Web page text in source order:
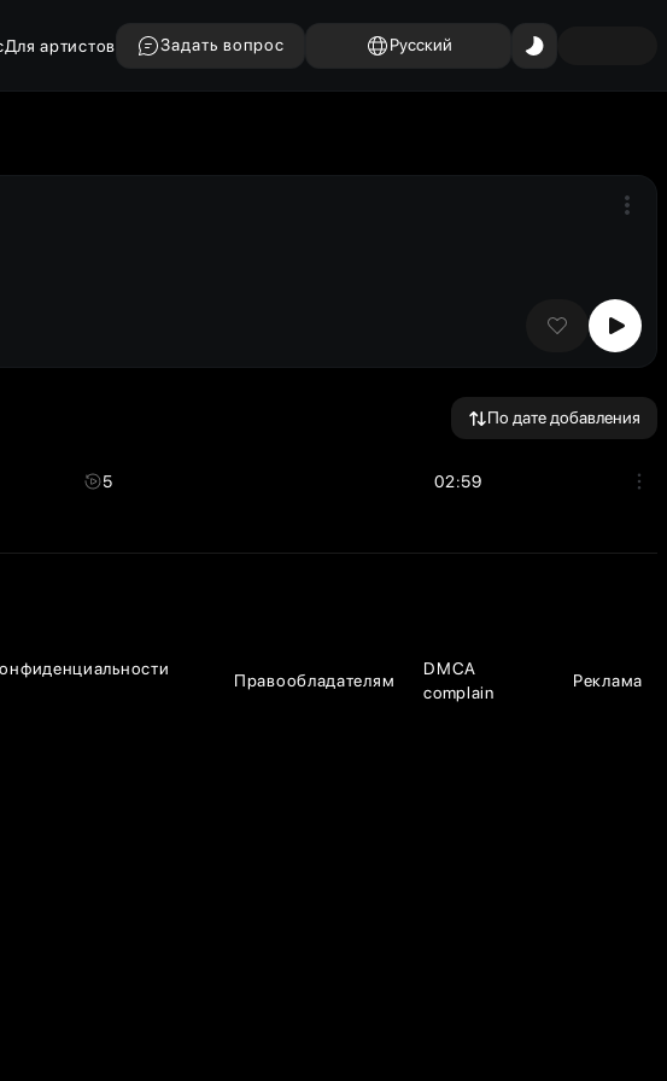
Для артистов Задать вопрос Русский
По дате добавления
5 02:59
Правообладателям
DMCA
complain
Реклама